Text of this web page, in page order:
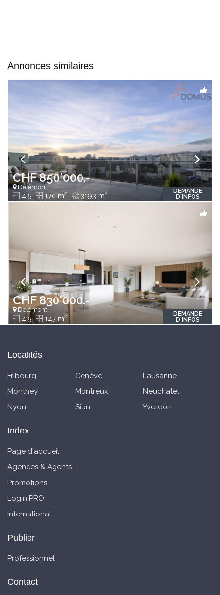
Annonces similaires
CHF 850'000.-
Delémont
4.5 170 m2 3193 m2
DEMANDE
D'INFOS
CHF 830'000.-
Delémont
4.5 147 m2
DEMANDE
D'INFOS
Localités
Fribourg Genève
Lausanne
Monthey
Montreux
Neuchatel
Nyon
Sion Yverdon
Index
Page d'accueil
Agences & Agents
Promotions
Login PRO
International
Publier
Professionnel
Contact